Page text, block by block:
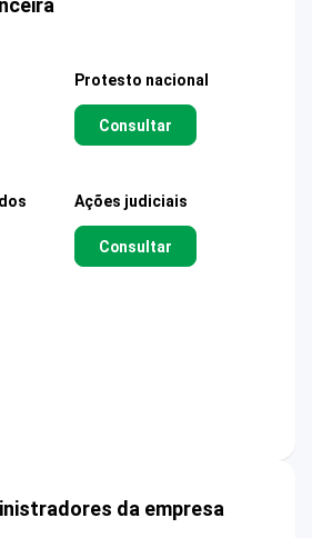
Protesto nacional
Consultar
Ações judiciais
Consultar
da empresa